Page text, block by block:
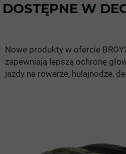
DOSTĘPNE W
Nowe produkty w ofercie
zapewniają lepszą ochronę
jazdy na rowerze, hulajnodze,